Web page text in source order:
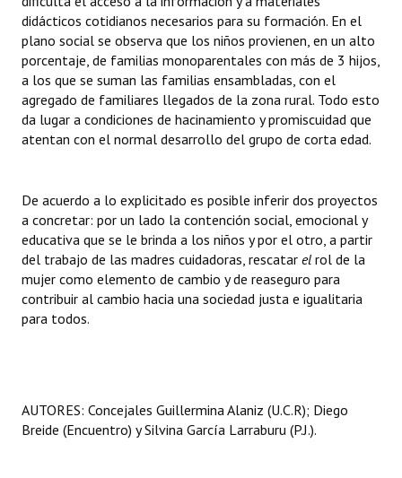
Huéspedes de Honor - Registro
Antiguos Pobladores - Registro
Reconocimientos - Registro
Bariloche, Municipio intercultural
REFORMA DE LA CARTA ORGÁNICA
didácticos cotidianos necesarios para su formación. En el
plano social se observa que los niños provienen, en un alto
porcentaje, de familias monoparentales con más de 3 hijos,
a los que se suman las familias ensambladas, con el
agregado de familiares llegados de la zona rural. Todo esto
da lugar a condiciones de hacinamiento y promiscuidad que
atentan con el normal desarrollo del grupo de corta edad.
De acuerdo a lo explicitado es posible inferir dos proyectos
a concretar: por un lado la contención social, emocional y
educativa que se le brinda a los niños y por el otro, a partir
del trabajo de las madres cuidadoras, rescatar el rol de la
mujer como elemento de cambio y de reaseguro para
contribuir al cambio hacia una sociedad justa e igualitaria
para todos.
AUTORES: Concejales Guillermina Alaniz (U.C.R); Diego
Breide (Encuentro) y Silvina García Larraburu (P.J.).